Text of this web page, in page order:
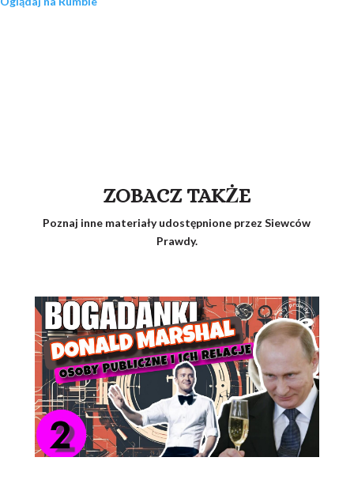
ZOBACZ TAKŻE
Poznaj inne materiały udostępnione przez Siewców
Prawdy.